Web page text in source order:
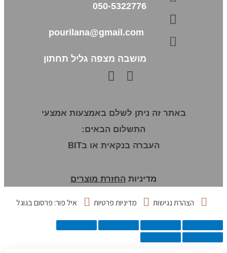
050-5322776
מושבה מצפה גליל תחתון
באתר זה ניתן לשלם באמצעות אמצעי
התשלום הבאים:
העברה בנקאית או בBIT
מדיניות החזרת מוצרים
הצהרת נגישות מדיניות פרטיות איל פור: פרסום בגוגל